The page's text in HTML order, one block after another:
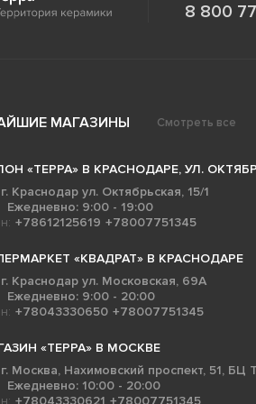
8 800
МАГАЗИНЫ Смотреть все
«ТЕРРА» В КРАСНОДАРЕ, УЛ.
г. Краснодар ул. Октябрьская, 15/1
Ежедневно: 9:00 - 19:00
+78612125619 +78007751345
«КВАДРАТ» В КРАСНОДАРЕ
г. Краснодар ул. Московская, 69А
Ежедневно: 9:00 - 20:00
+78043330650 +78007751345
«ТЕРРА» В МОСКВЕ
г. Москва, Нахимовский проспект, 51, БЦ
Ежедневно: 10:00 - 20:00
+78043330621 +78007751345